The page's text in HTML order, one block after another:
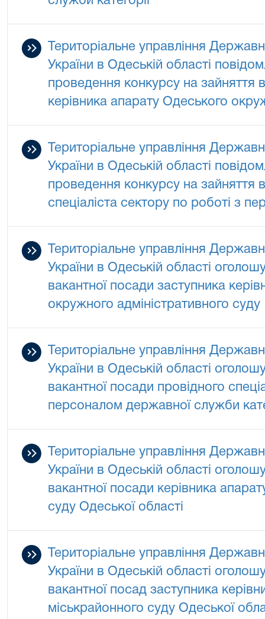
Територіальне управління
України в Одеській області
проведення конкурсу на зайняття
керівника апарату Одеського
Територіальне управління
України в Одеській області
проведення конкурсу на зайняття
спеціаліста сектору по роботі з
Територіальне управління
України в Одеській області
вакантної посади заступника
окружного адміністративного суду
Територіальне управління
України в Одеській області
вакантної посади провідного
персоналом державної служби
Територіальне управління
України в Одеській області
вакантної посади керівника
суду Одеської області
Територіальне управління
України в Одеській області
вакантної посад заступника
міськрайонного суду Одеської